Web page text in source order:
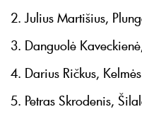
2. Julius Martišius,
3. Danguolė
4. Darius Ričkus,
5. Petras Skrodenis,